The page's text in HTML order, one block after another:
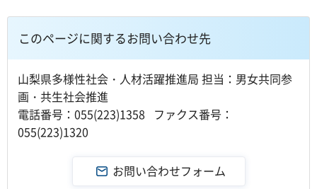
このページに関するお問い合わせ先
山梨県多様性社会・人材活躍推進局 担当：男女共同参
画・共生社会推進
電話番号：055(223)1358 ファクス番号：
055(223)1320